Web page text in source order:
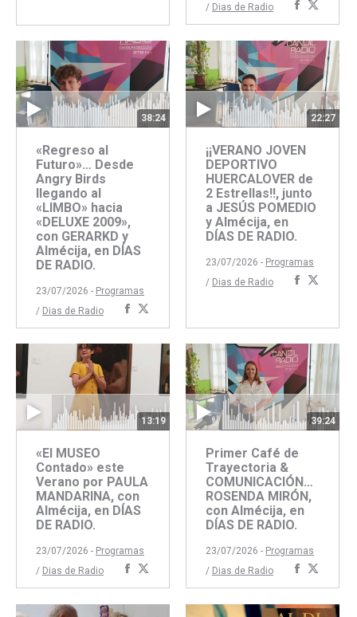
Facebook
Twitter
/ Dias de Radio
Compartir
concon
38:24
«Regreso al
Futuro»… Desde
Angry Birds
llegando al
«LIMBO» hacia
«DELUXE 2009»,
con GERARKD y
Almécija, en DÍAS
DE RADIO.
23/07/2026 - Programas
/ Dias de Radio
Compartir
con
Facebook
con
Twitter
22:27
¡¡VERANO JOVEN
DEPORTIVO
HUERCALOVER de
2 Estrellas!!, junto
a JESÚS POMEDIO
y Almécija, en
DÍAS DE RADIO.
23/07/2026 - Programas
/ Dias de Radio
Compartir
13:19
«El MUSEO
Contado» este
Verano por PAULA
MANDARINA, con
Almécija, en DÍAS
DE RADIO.
23/07/2026 - Programas
/ Dias de Radio
Compartir
con
Facebook
con
Twitter
39:24
Primer Café de
Trayectoria &
COMUNICACIÓN…
ROSENDA MIRÓN,
con Almécija, en
DÍAS DE RADIO.
23/07/2026 - Programas
/ Dias de Radio
Compartir
concon